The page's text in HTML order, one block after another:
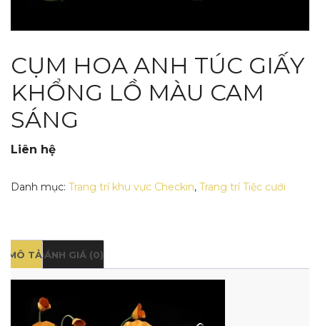
CỤM HOA ANH TÚC GIẤY
KHỔNG LỒ MÀU CAM
SÁNG
Liên hệ
Danh mục: Trang trí khu vực Checkin, Trang trí Tiệc cưới
MÔ TẢĐÁNH GIÁ (0)